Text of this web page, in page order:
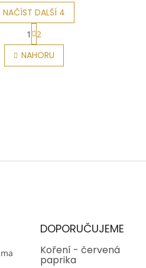
O
v
k
NAČÍST DALŠÍ 4
S
t
r
á
n
1 2
NAHORU
DOPORUČUJEME
Koření - červená
paprika